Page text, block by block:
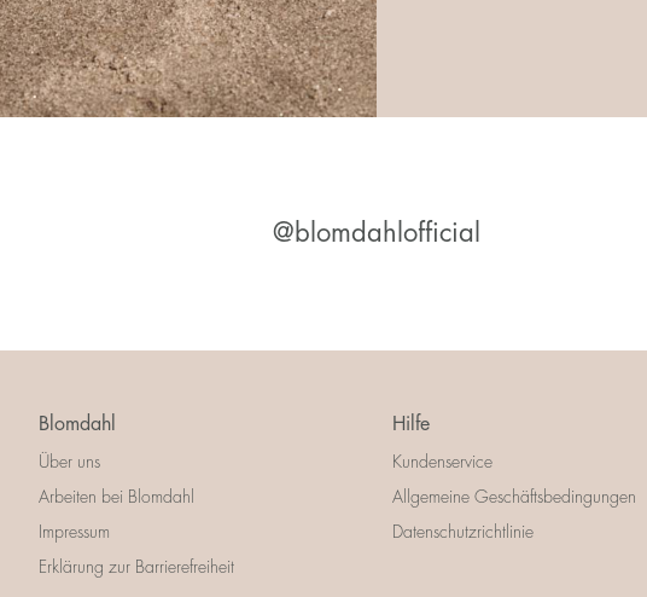
@blomdahlofficial
Blomdahl
Über uns
Arbeiten bei Blomdahl
Impressum
Erklärung zur Barrierefreiheit
Hilfe
Kundenservice
Allgemeine Geschäftsbedingungen
Datenschutzrichtlinie